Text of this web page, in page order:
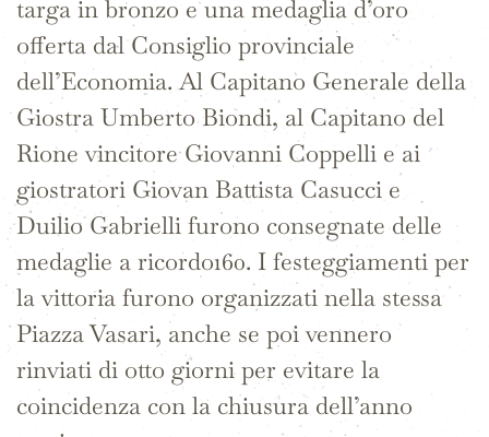
targa in bronzo e una medaglia d’oro
offerta dal Consiglio provinciale
dell’Economia. Al Capitano Generale della
Giostra Umberto Biondi, al Capitano del
Rione vincitore Giovanni Coppelli e ai
giostratori Giovan Battista Casucci e
Duilio Gabrielli furono consegnate delle
medaglie a ricordo160. I festeggiamenti per
la vittoria furono organizzati nella stessa
Piazza Vasari, anche se poi vennero
rinviati di otto giorni per evitare la
coincidenza con la chiusura dell’anno